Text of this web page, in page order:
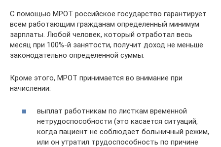
С помощью МРОТ российское государство гарантирует
всем работающим гражданам определенный минимум
зарплаты. Любой человек, который отработал весь
месяц при 100%-й занятости, получит доход не меньше
законодательно определенной суммы.
Кроме этого, МРОТ принимается во внимание при
начислении:
выплат работникам по листкам временной
нетрудоспособности (это касается ситуаций,
когда пациент не соблюдает больничный режим,
или он утратил трудоспособность по причине